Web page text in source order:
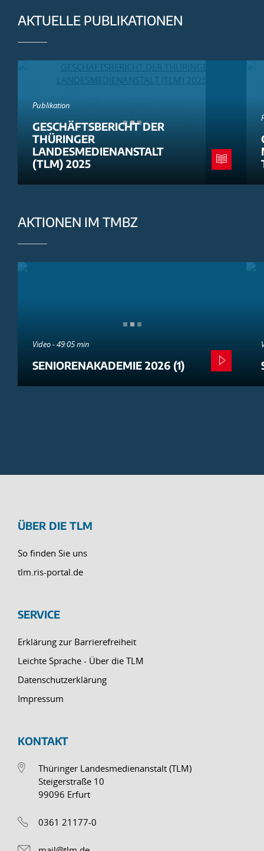
AKTUELLE PUBLIKATIONEN
Publikation
GESCHÄFTSBERICHT DER
THÜRINGER
LANDESMEDIENANSTALT
(TLM) 2025
AKTIONEN IM TMBZ
Video - 49:05 min
SENIORENAKADEMIE 2026 (1)
ÜBER DIE TLM
So finden Sie uns
tlm.ris-portal.de
SERVICE
Erklärung zur Barrierefreiheit
Leichte Sprache - Über die TLM
Datenschutzerklärung
Impressum
KONTAKT
Thüringer Landesmedienanstalt (TLM)
Steigerstraße 10
99096 Erfurt
0361 21177-0